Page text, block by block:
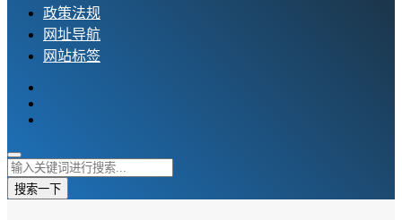
政策法规
网址导航
网站标签
搜索一下